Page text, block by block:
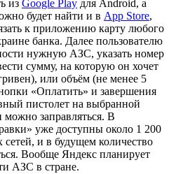
из Google Play для Android, а
будет найти и в App Store,
к приложению карту любого
банка. Далее пользователю
нужную АЗС, указать номер
сумму, на которую он хочет
или объём (не менее 5
«Оплатить» и завершения
пистолет на выбранной
можно заправляться. В
уже доступны около 1 200
и в будущем количество
Вообще Яндекс планирует
АЗС в стране.